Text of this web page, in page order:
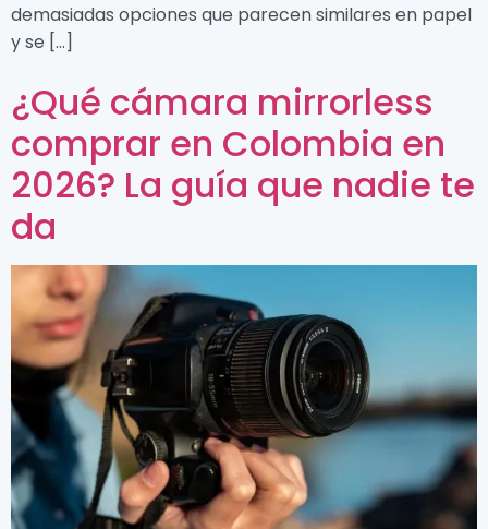
demasiadas opciones que parecen similares en papel
y se […]
¿Qué cámara mirrorless
comprar en Colombia en
2026? La guía que nadie te
da